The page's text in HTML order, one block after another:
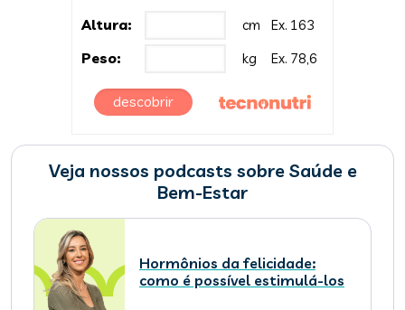
Altura: cm Ex. 163
Peso: kg Ex. 78,6
descobrir
Veja nossos podcasts sobre Saúde e
Bem-Estar
Hormônios da felicidade:
como é possível estimulá-los